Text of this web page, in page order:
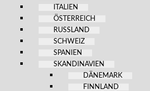
ITALIEN
ÖSTERREICH
RUSSLAND
SCHWEIZ
SPANIEN
SKANDINAVIEN
DÄNEMARK
FINNLAND